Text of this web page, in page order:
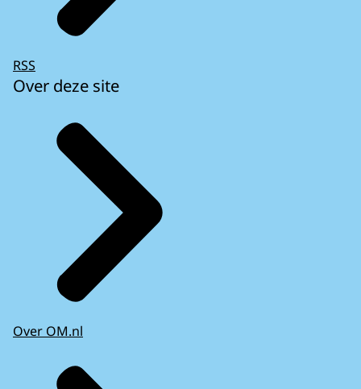
RSS
Over deze site
Over OM.nl